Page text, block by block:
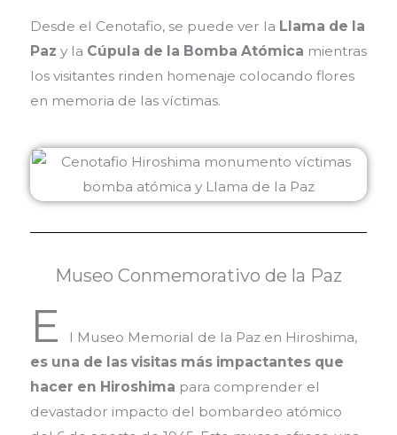
Desde el Cenotafio, se puede ver la Llama de la
Paz y la Cúpula de la Bomba Atómica mientras
los visitantes rinden homenaje colocando flores
en memoria de las víctimas.
Museo Conmemorativo de la Paz
E
l Museo Memorial de la Paz en Hiroshima,
es una de las visitas más impactantes que
hacer en Hiroshima para comprender el
devastador impacto del bombardeo atómico